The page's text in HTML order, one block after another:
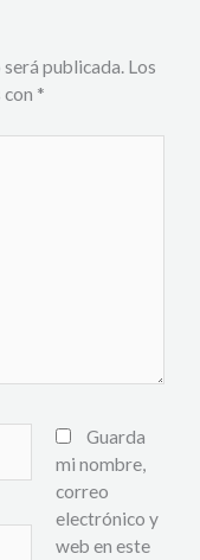
publicada. Los
*
Guarda
mi nombre,
correo
electrónico y
web en este